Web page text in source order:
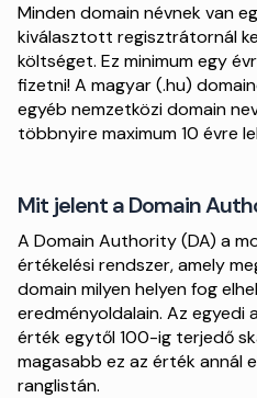
Minden domain névnek van
kiválasztott regisztrátornál
költséget. Ez minimum egy
fizetni! A magyar (.hu)
egyéb nemzetközi domain
többnyire maximum 10 évre
Mit jelent a Domain
A Domain Authority (DA) a
értékelési rendszer, amely
domain milyen helyen fog
eredményoldalain. Az
érték egytől 100-ig terjedő
magasabb ez az érték annál
ranglistán.